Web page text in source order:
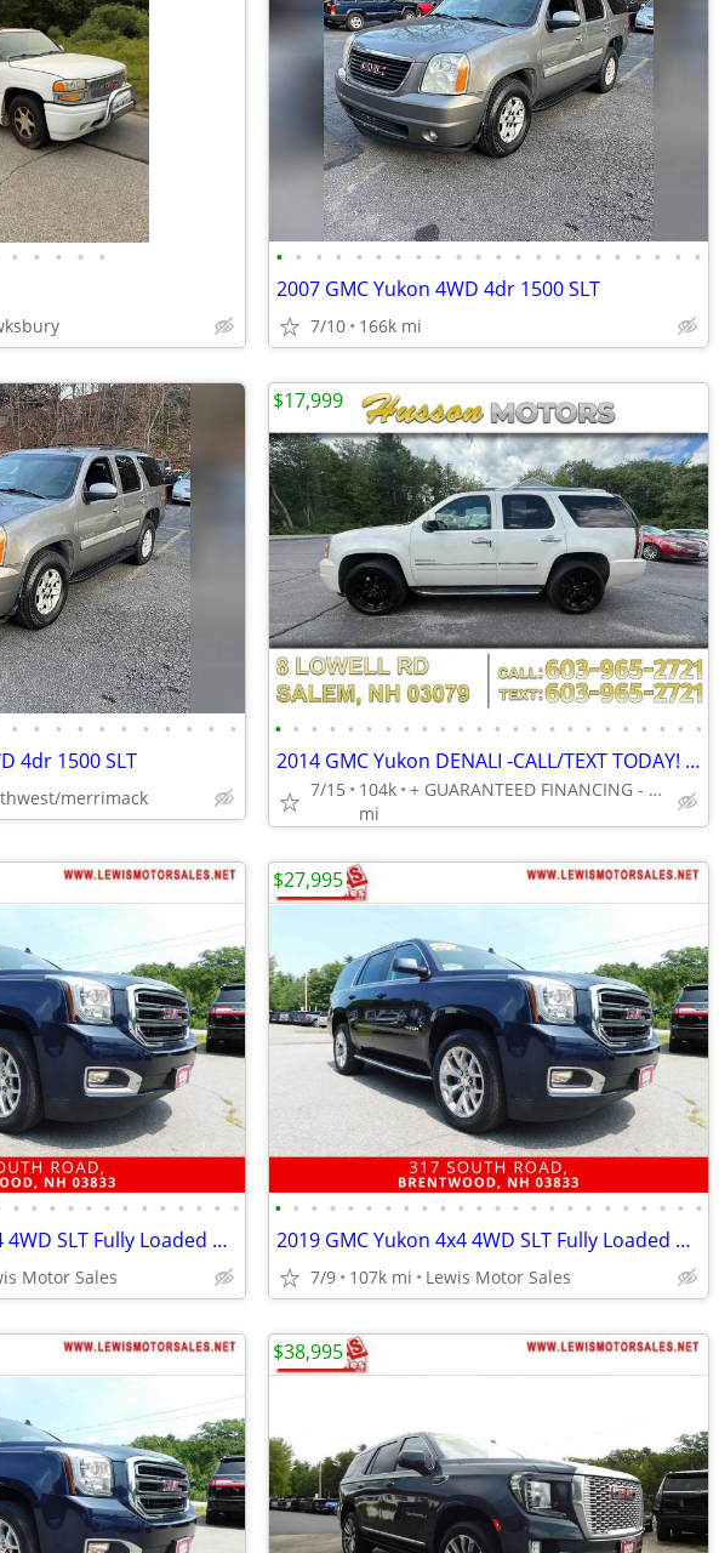
• • • • • • • • • • • • • • • • • • • • • • • • • • •
2007 GMC Yukon 4WD 4dr 1500 SLT
7/10 166k mi
• • • • • • • • • • •
4dr 1500 SLT
merrimack
• • • • • • • • • • • • • • • • • • • • • • • •
2014 GMC Yukon DENALI -CALL/TEXT TODAY! (603) 965-2721
7/15
104k
mi
+ GUARANTEED FINANCING - BAD CREDIT, NO CREDIT, NO PROBLEM!
$17,999
• • • • • • • • • • • • •
2019 GMC Yukon 4x4 4WD SLT Fully Loaded Super Clean SUV
Motor Sales
• • • • • • • • • • • • • • • • • • • • • • • •
2019 GMC Yukon 4x4 4WD SLT Fully Loaded Super Clean SUV
7/9 107k mi Lewis Motor Sales
$27,995
$38,995